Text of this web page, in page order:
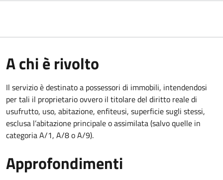
A chi è rivolto
Il servizio è destinato a possessori di immobili, intendendosi
per tali il proprietario ovvero il titolare del diritto reale di
usufrutto, uso, abitazione, enfiteusi, superficie sugli stessi,
esclusa l’abitazione principale o assimilata (salvo quelle in
categoria A/1, A/8 o A/9).
Approfondimenti